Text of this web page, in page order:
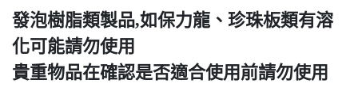
發泡樹脂類製品,如保力龍、珍珠板類有溶
化可能請勿使用
貴重物品在確認是否適合使用前請勿使用